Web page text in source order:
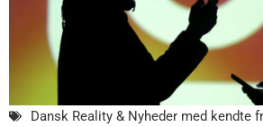
Dansk Reality & Nyheder med kendte